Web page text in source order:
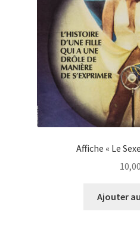
Affiche « Le
10,00
Ajouter